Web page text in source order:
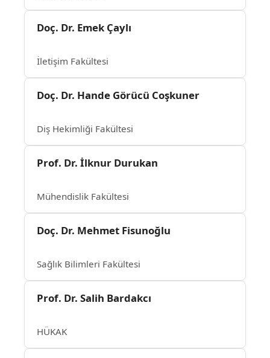
Doç. Dr. Emek Çaylı
İletişim Fakültesi
Doç. Dr. Hande Görücü Coşkuner
Diş Hekimliği Fakültesi
Prof. Dr. İlknur Durukan
Mühendislik Fakültesi
Doç. Dr. Mehmet Fisunoğlu
Sağlık Bilimleri Fakültesi
Prof. Dr. Salih Bardakcı
HÜKAK